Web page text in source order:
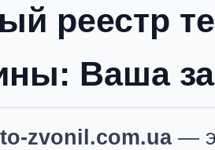
реестр
Ваша
zvonil.com.ua—